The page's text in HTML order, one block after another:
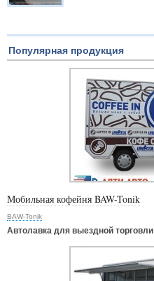
Популярная продукция
Мобильная кофейня BAW-Tonik
BAW-Tonik
Автолавка для выездной торговли